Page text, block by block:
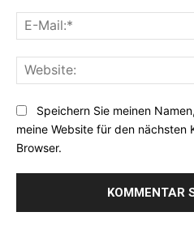
m
n
t
:
Speichern Sie meinen
meine Website für den nächsten
Browser.